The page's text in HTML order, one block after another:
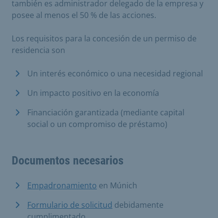
también es administrador delegado de la empresa y
posee al menos el 50 % de las acciones.
Los requisitos para la concesión de un permiso de
residencia son
Un interés económico o una necesidad regional
Un impacto positivo en la economía
Financiación garantizada (mediante capital
social o un compromiso de préstamo)
Documentos necesarios
Empadronamiento en Múnich
Formulario de solicitud debidamente